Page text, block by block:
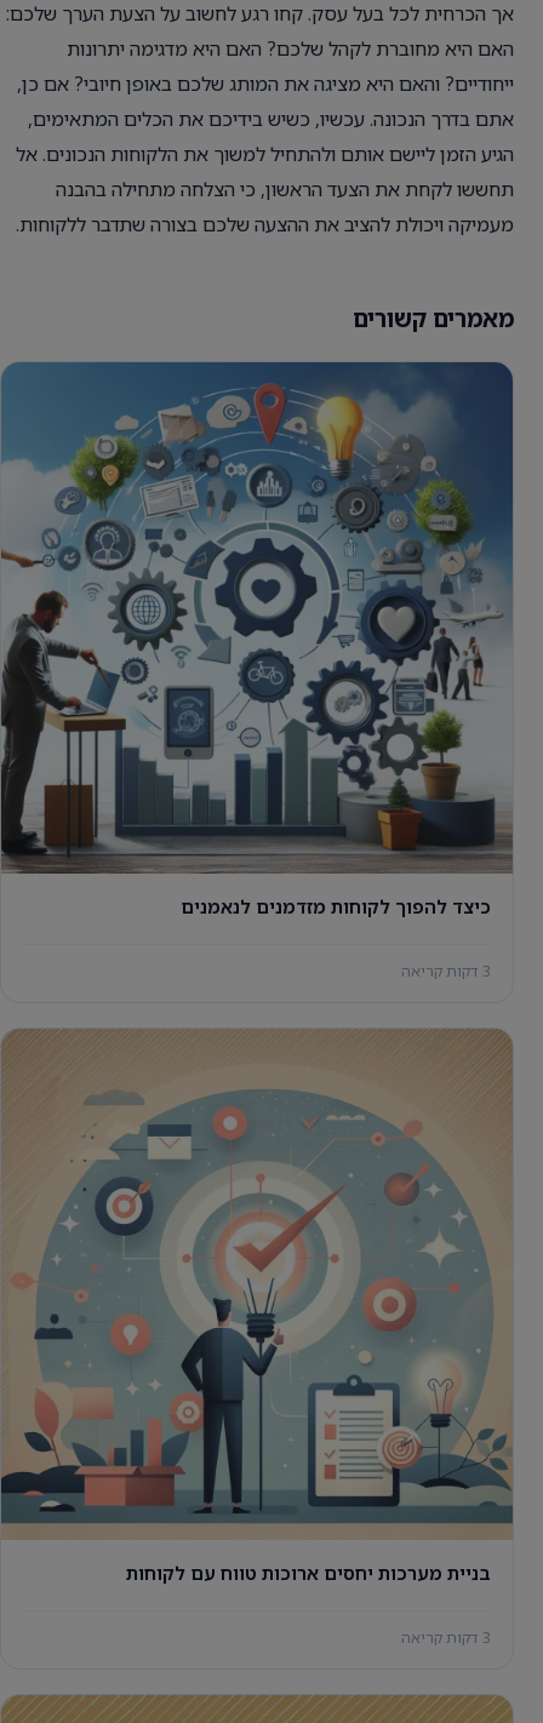
אך הכרחית לכל בעל עסק. קחו רגע לחשוב על הצעת הערך שלכם:
האם היא מחוברת לקהל שלכם? האם היא מדגימה יתרונות
ייחודיים? והאם היא מציגה את המותג שלכם באופן חיובי? אם כן,
אתם בדרך הנכונה. עכשיו, כשיש בידיכם את הכלים המתאימים,
הגיע הזמן ליישם אותם ולהתחיל למשוך את הלקוחות הנכונים. אל
תחששו לקחת את הצעד הראשון, כי הצלחה מתחילה בהבנה
מעמיקה ויכולת להציב את ההצעה שלכם בצורה שתדבר ללקוחות.
מאמרים קשורים
כיצד להפוך לקוחות מזדמנים לנאמנים
3 דקות קריאה
בניית מערכות יחסים ארוכות טווח עם לקוחות
3 דקות קריאה